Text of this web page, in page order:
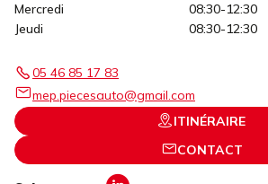
Mercredi
08:30-12:30
Jeudi
08:30-12:30
05 46 85 17 83
mep.piecesauto@gmail.com
ITINÉRAIRE
CONTACT